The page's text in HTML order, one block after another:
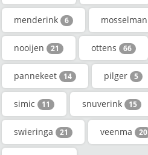
menderink 6 mosselman
nooijen 21 ottens 66
pannekeet 14 pilger 5
simic 11 snuverink 15
swieringa 21 veenma 20